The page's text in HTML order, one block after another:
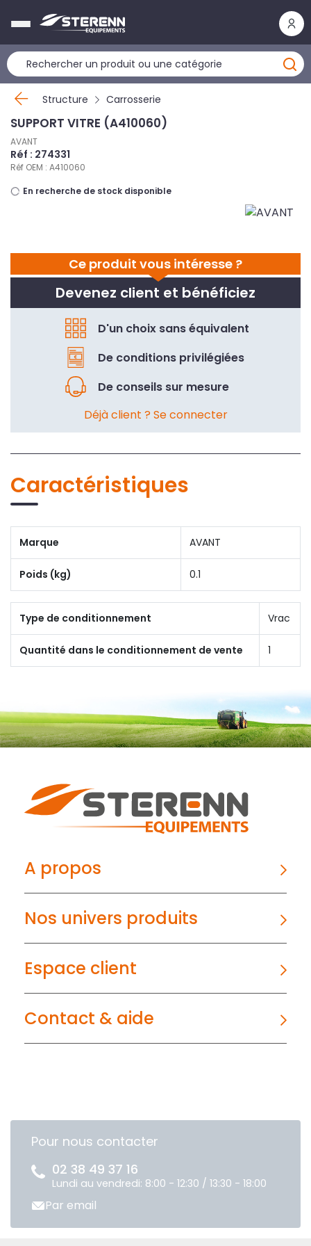
Structure Carrosserie
Ce produit vous intéresse ?
Devenez client et bénéficiez
D'un choix sans équivalent
De conditions privilégiées
De conseils sur mesure
Déjà client ? Se connecter
SUPPORT VITRE (A410060)
AVANT
Réf : 274331
Réf OEM : A410060
En recherche de stock disponible
Caractéristiques
Marque AVANT
Poids (kg) 0.1
Type de conditionnement Vrac
Quantité dans le conditionnement de vente 1
A propos
Nos univers produits
Espace client
Contact & aide
Pour nous contacter
02 38 49 37 16
Lundi au vendredi: 8:00 - 12:30 / 13:30 - 18:00
Par email